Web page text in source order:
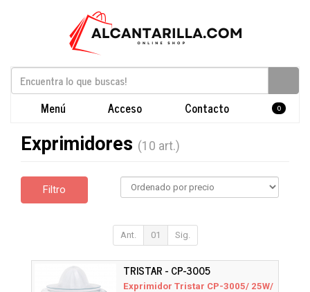
Menú Acceso Contacto 0
Exprimidores (10 art.)
Filtro
Ant. 01 Sig.
TRISTAR - CP-3005
Exprimidor Tristar CP-3005/ 25W/